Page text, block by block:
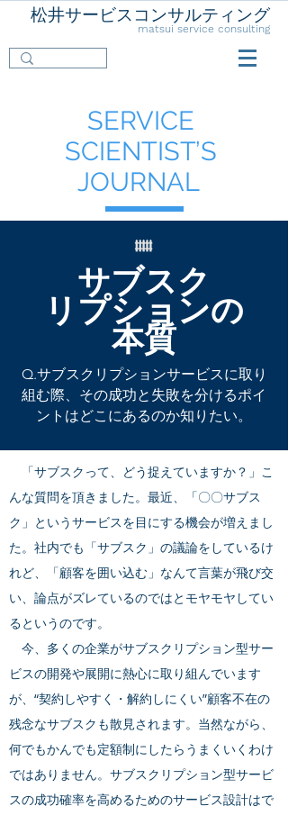
松井サービスコンサルティング
matsui service consulting
SERVICE
SCIENTIST’S
JOURNAL
サブスク
リプションの
本質
Q.サブスクリプションサービスに取り
組む際、その成功と失敗を分けるポイ
ントはどこにあるのか知りたい。
「サブスクって、どう捉えていますか？」こ
んな質問を頂きました。最近、「〇〇サブス
ク」というサービスを目にする機会が増えまし
た。社内でも「サブスク」の議論をしているけ
れど、「顧客を囲い込む」なんて言葉が飛び交
い、論点がズレているのではとモヤモヤしてい
るというのです。
今、多くの企業がサブスクリプション型サー
ビスの開発や展開に熱心に取り組んでいます
が、“契約しやすく・解約しにくい”顧客不在の
残念なサブスクも散見されます。当然ながら、
何でもかんでも定額制にしたらうまくいくわけ
ではありません。サブスクリプション型サービ
スの成功確率を高めるためのサービス設計はで